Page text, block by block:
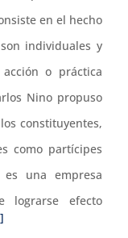
en el hecho
individuales y
o práctica
Nino propuso
constituyentes,
como partícipes
una empresa
lograrse efecto